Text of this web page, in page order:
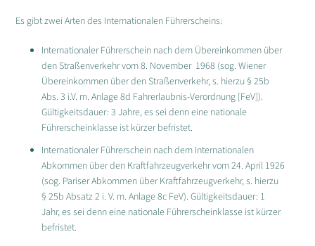
Es gibt zwei Arten des Internationalen Führerscheins:
Internationaler Führerschein nach dem Übereinkommen über
den Straßenverkehr vom 8. November 1968 (sog. Wiener
Übereinkommen über den Straßenverkehr, s. hierzu § 25b
Abs. 3 i.V. m. Anlage 8d Fahrerlaubnis-Verordnung [FeV]).
Gültigkeitsdauer: 3 Jahre, es sei denn eine nationale
Führerscheinklasse ist kürzer befristet.
Internationaler Führerschein nach dem Internationalen
Abkommen über den Kraftfahrzeugverkehr vom 24. April 1926
(sog. Pariser Abkommen über Kraftfahrzeugverkehr, s. hierzu
§ 25b Absatz 2 i. V. m. Anlage 8c FeV). Gültigkeitsdauer: 1
Jahr, es sei denn eine nationale Führerscheinklasse ist kürzer
befristet.